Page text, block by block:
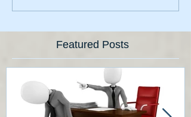
Featured Posts